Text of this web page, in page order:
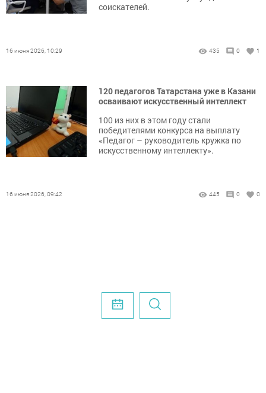
соискателей.
16 июня 2026, 10:29 435 0 1
120 педагогов Татарстана уже в Казани
осваивают искусственный интеллект
100 из них в этом году стали
победителями конкурса на выплату
«Педагог – руководитель кружка по
искусственному интеллекту».
16 июня 2026, 09:42 445 0 0